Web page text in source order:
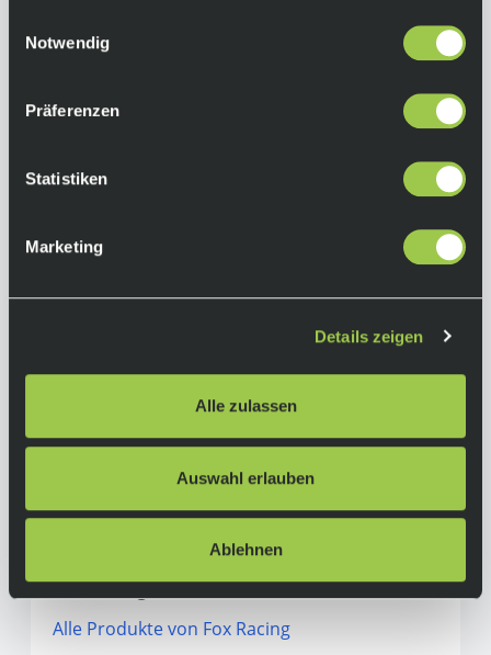
Notwendig
Präferenzen
Statistiken
Marketing
Details zeigen
Alle zulassen
Auswahl erlauben
Ablehnen
Sicht
Abweisung von Schmutz
Auswechseln der Sichtscheibe
• weiche TPU-Gesichtsauflage zur perfekten
verbesserten Komfort
Schmutzbeständigkeit und Robustheit
28 % Tr90, 23 % Polyester, 21 % TPU, 18 %
Herstellerinformationen
Fox Racing
Alle Produkte von Fox Racing